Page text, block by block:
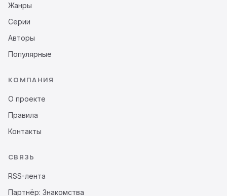
Жанры
Серии
Авторы
Популярные
КОМПАНИЯ
О проекте
Правила
Контакты
СВЯЗЬ
RSS-лента
Партнёр: Знакомства